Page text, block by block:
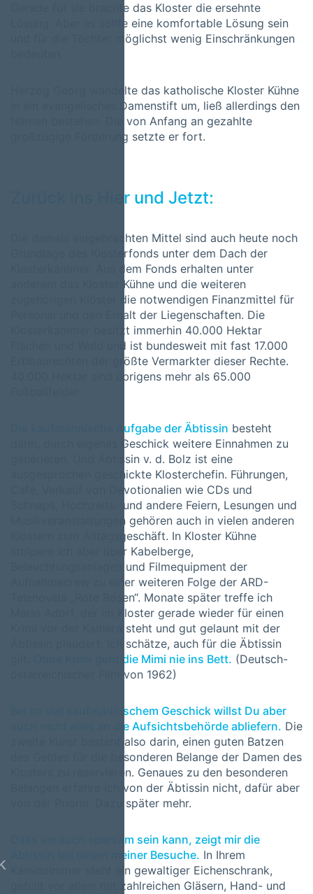
Gerade für sie brachte das Kloster die ersehnte
Lösung. Aber es sollte eine komfortable Lösung sein
und für die Töchter möglichst wenig Einschränkungen
Herzog Georg wandelte das katholische Kloster Kühne
in ein evangelisches Damenstift um, ließ allerdings den
Namen bestehen. Die von Anfang an gezahlte
großzügige Förderung setzte er fort.
Zurück ins Hier und Jetzt:
Die damals eingebrachten Mittel sind auch heute noch
Grundlage des Klosterfonds unter dem Dach der
Klosterkammer. Aus dem Fonds erhalten unter
anderem das Kloster Kühne und die weiteren
zugehörigen Klöster die notwendigen Finanzmittel für
Personal und den Erhalt der Liegenschaften. Die
Klosterkammer besitzt immerhin 40.000 Hektar
Flächen und Wald und ist bundesweit mit fast 17.000
Erbbaurechten der größte Vermarkter dieser Rechte.
40.000 Hektar sind übrigens mehr als 65.000
Die kaufmännische Aufgabe der Äbtissin besteht
darin, durch eigenes Geschick weitere Einnahmen zu
generieren. Und Äbtissin v. d. Bolz ist eine
ausgesprochen geschickte Klosterchefin. Führungen,
Café, Verkauf von Devotionalien wie CDs und
Schnaps, Hochzeits- und andere Feiern, Lesungen und
Musikveranstaltungen gehören auch in vielen anderen
Klöstern zum Alltagsgeschäft. In Kloster Kühne
stolpere ich aber über Kabelberge,
Beleuchtungsanlagen und Filmequipment der
Aufnahmecrew zu einer weiteren Folge der ARD-
Telenovela „Rote Rosen“. Monate später treffe ich
Mario Adorf, der im Kloster gerade wieder für einen
Krimi vor der Kamera steht und gut gelaunt mit der
Äbtissin plaudert. Ich schätze, auch für die Äbtissin
Ohne Krimi geht die Mimi nie ins Bett. (Deutsch-
österreichischer Film von 1962)
Bei so viel kaufmännischem Geschick willst Du aber
auch nicht alles an die Aufsichtsbehörde abliefern. Die
zweite Kunst besteht also darin, einen guten Batzen
des Geldes für die besonderen Belange der Damen des
Klosters zu reservieren. Genaues zu den besonderen
Belangen erfahre ich von der Äbtissin nicht, dafür aber
von der Priorin. Dazu später mehr.
Dass sie auch sparsam sein kann, zeigt mir die
Äbtissin bei einem meiner Besuche. In Ihrem
Kaminzimmer steht ein gewaltiger Eichenschrank,
gefüllt vor allem mit zahlreichen Gläsern, Hand- und